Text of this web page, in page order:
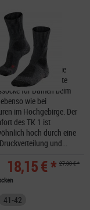
TK1 Women die
linke und rechte
für Damen beim
wie bei
im Hochgebirge. Der
des TK 1 ist
hoch durch eine
und...
18,15 € * 27,00 € *
41-42